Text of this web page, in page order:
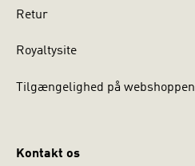
Retur
Royaltysite
Tilgængelighed på webshoppen
Kontakt os